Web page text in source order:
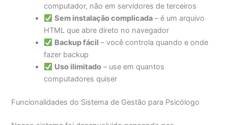
computador, não em servidores de terceiros
Sem instalação complicada– é um arquivo
HTML que abre direto no navegador
Backup fácil – você controla quando e onde
fazer backup
Uso ilimitado– use em quantos
computadores quiser
Funcionalidades do Sistema de Gestão para Psicólogo